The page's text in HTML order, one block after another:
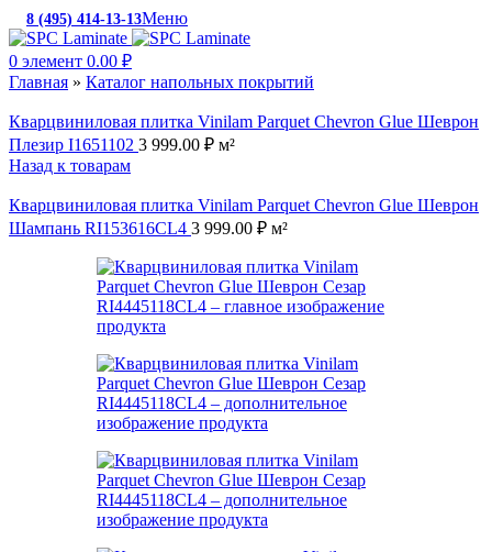
8 (495) 414-13-13Меню
0 элемент 0.00 ₽
Главная » Каталог напольных покрытий
Кварцвиниловая плитка Vinilam Parquet Chevron Glue Шеврон
Плезир I1651102 3 999.00 ₽ м²
Назад к товарам
Кварцвиниловая плитка Vinilam Parquet Chevron Glue Шеврон
Шампань RI153616CL4 3 999.00 ₽ м²